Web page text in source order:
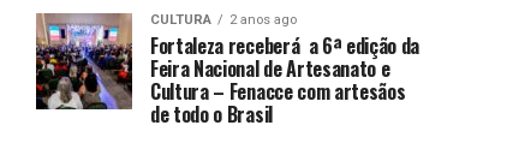
CULTURA 2 anos ago
Fortaleza receberá a 6ª edição da
Feira Nacional de Artesanato e
Cultura – Fenacce com artesãos
de todo o Brasil